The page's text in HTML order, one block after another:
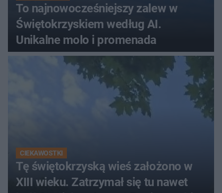
To najnowocześniejszy zalew w
Świętokrzyskiem według AI.
Unikalne molo i promenada
CIEKAWOSTKI
Tę świętokrzyską wieś założono w
XIII wieku. Zatrzymał się tu nawet